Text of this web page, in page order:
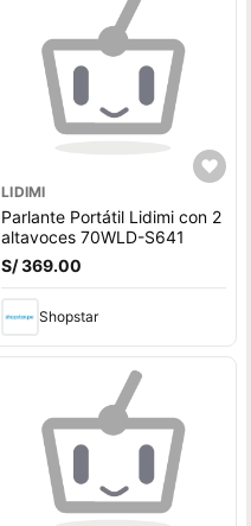
LIDIMI
Parlante Portátil Lidimi con 2
altavoces 70WLD-S641
S/ 369.00
Shopstar